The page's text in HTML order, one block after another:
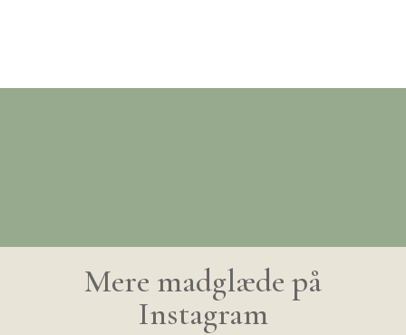
Mere madglæde på
Instagram